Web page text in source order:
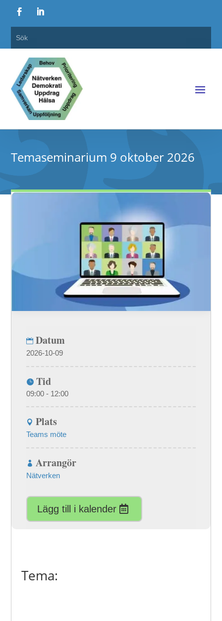
Temaseminarium 9 oktober 2026
Datum
2026-10-09
Tid
09:00 - 12:00
Plats
Teams möte
Arrangör
Nätverken
Lägg till i kalender
Tema: